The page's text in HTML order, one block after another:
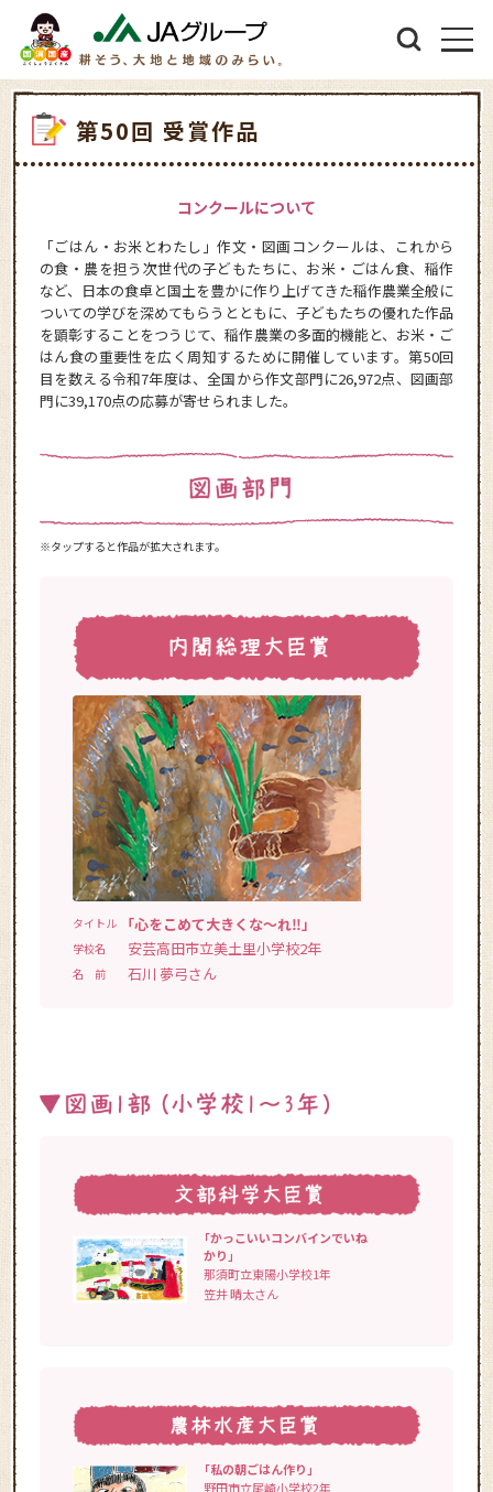
第50回 受賞作品
コンクールについて
「ごはん・お米とわたし」作文・図画コンクールは、これから
の食・農を担う次世代の子どもたちに、お米・ごはん食、稲作
など、日本の食卓と国土を豊かに作り上げてきた稲作農業全般に
ついての学びを深めてもらうとともに、子どもたちの優れた作品
を顕彰することをつうじて、稲作農業の多面的機能と、お米・ご
はん食の重要性を広く周知するために開催しています。第50回
目を数える令和7年度は、全国から作文部門に26,972点、図画部
門に39,170点の応募が寄せられました。
※タップすると作品が拡大されます。
タイトル 「心をこめて大きくな～れ‼」
学校名 安芸高田市立美土里小学校2年
名 前 石川 夢弓さん
「かっこいいコンバインでいね
かり」
那須町立東陽小学校1年
笠井 晴太さん
「私の朝ごはん作り」
野田市立尾崎小学校2年